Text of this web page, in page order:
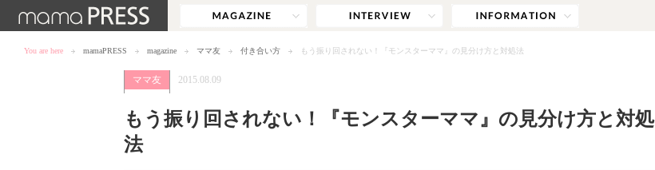
You are here mamaPRESS magazine ママ友 付き合い方 もう振り回されない！『モンスターママ』の見分け方と対処法
ママ友 2015.08.09
もう振り回されない！『モンスターママ』の見分け方と対処
法